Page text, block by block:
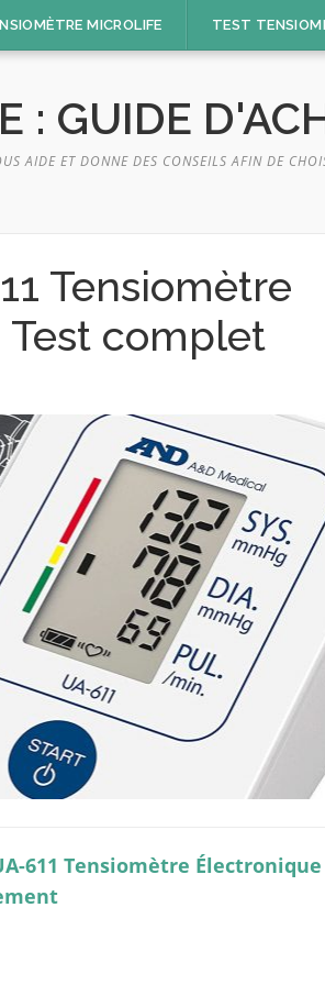
MICROLIFE TEST
: GUIDE
AIDE ET DONNE DES CONSEILS AFIN DE
Tensiomètre
Test complet
611 Tensiomètre Électronique